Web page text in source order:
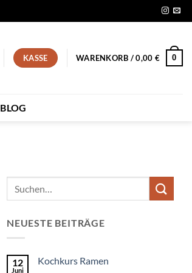
KASSE WARENKORB /0,00 € 0
BLOG
NEUESTE BEITRÄGE
12
Juni
Kochkurs Ramen